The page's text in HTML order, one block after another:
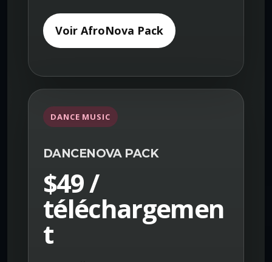
Voir AfroNova Pack
DANCE MUSIC
DANCENOVA PACK
$49 /
téléchargemen
t